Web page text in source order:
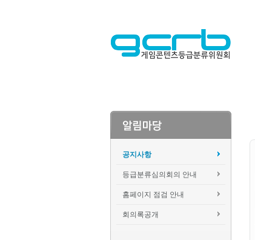
공지사항
등급분류심의회의 안내
홈페이지 점검 안내
회의록공개